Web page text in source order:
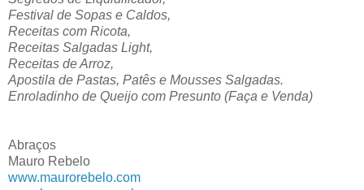
Festival de Sopas e Caldos,
Receitas com Ricota,
Receitas Salgadas Light,
Receitas de Arroz,
Apostila de Pastas, Patês e Mousses Salgadas.
Enroladinho de Queijo com Presunto (Faça e Venda)
Abraços
Mauro Rebelo
www.maurorebelo.com